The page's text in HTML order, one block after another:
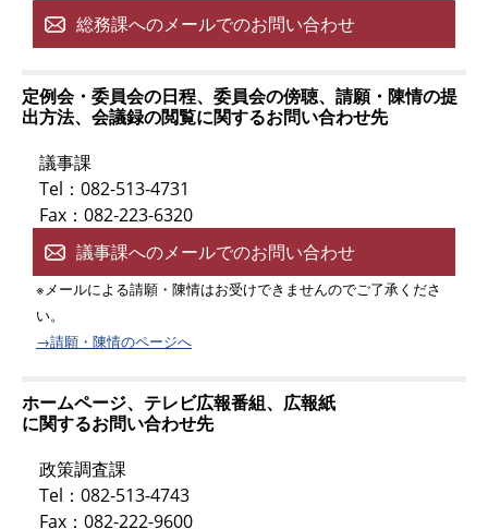
総務課へのメールでのお問い合わせ
定例会・委員会の日程、委員会の傍聴、請願・陳情の提
出方法、会議録の閲覧に関するお問い合わせ先
議事課
Tel：082-513-4731
Fax：082-223-6320
議事課へのメールでのお問い合わせ
※メールによる請願・陳情はお受けできませんのでご了承くださ
い。
→請願・陳情のページへ
ホームページ、テレビ広報番組、広報紙
に関するお問い合わせ先
政策調査課
Tel：082-513-4743
Fax：082-222-9600